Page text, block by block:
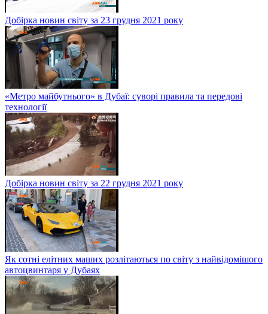
Добірка новин світу за 23 грудня 2021 року
«Метро майбутнього» в Дубаї: суворі правила та передові
технології
Добірка новин світу за 22 грудня 2021 року
Як сотні елітних маших розлітаються по світу з найвідомішого
автоцвинтаря у Дубаях